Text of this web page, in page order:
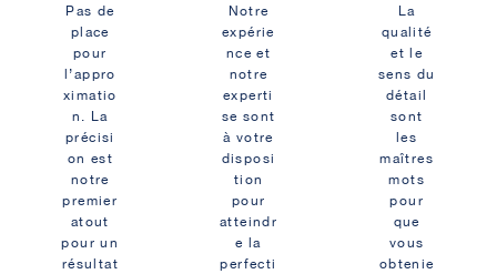
Pas de
place
pour
l’appro
ximatio
n. La
précisi
on est
notre
premier
atout
pour un
résultat
Notre
expérie
nce et
notre
experti
se sont
à votre
disposi
tion
pour
atteindr
e la
perfecti
La
qualité
et le
sens du
détail
sont
les
maîtres
mots
pour
que
vous
obtenie